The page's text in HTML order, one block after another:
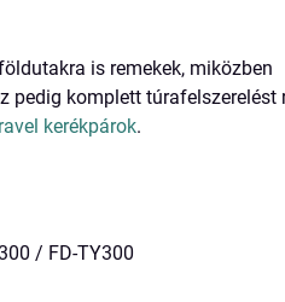
is remekek, miközben
pedig komplett túrafelszerelést
kerékpárok.
/ FD-TY300